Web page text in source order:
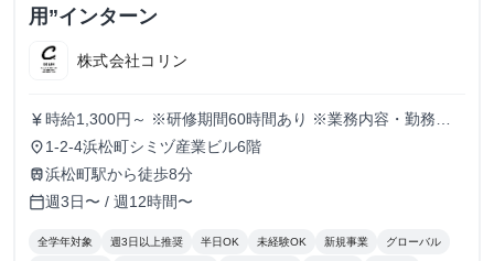
用”インターン
株式会社コリン
currency_yen 時給1,300円～ ※研修期間60時間あり ※業務内容・勤務状
況により決定
place 1-2-4浜松町シミヅ産業ビル6階
train浜松町駅から徒歩8分
calendar_today週3日〜 / 週12時間〜
全学年対象 週3日以上推奨 半日OK 未経験OK 新規事業 グローバル